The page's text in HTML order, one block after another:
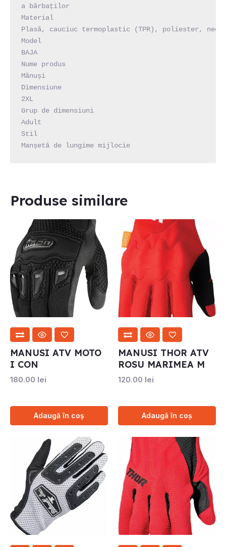
a bărbaţilor
Material
Plasă, cauciuc termoplastic (TPR), poliester,
Model
BAJA
Nume produs
Mănuși
Dimensiune
2XL
Grup de dimensiuni
Adult
Stil
Manșetă de lungime mijlocie
Produse similare
MANUSI ATV MOTO
I CON
180.00 lei
Adaugă în coș
MANUSI THOR ATV
ROSU MARIMEA M
120.00 lei
Adaugă în coș